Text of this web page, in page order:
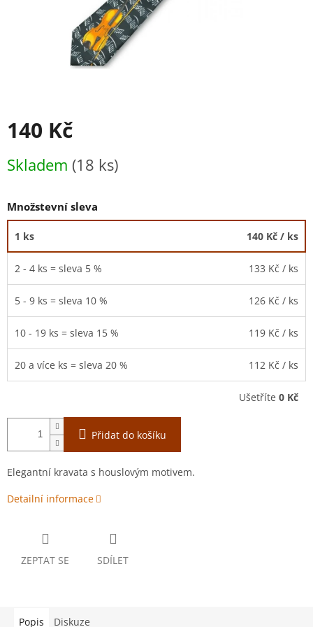
140 Kč
cena:
Skladem (18 ks)
Množstevní sleva
1 ks 140 Kč / ks
2 - 4 ks = sleva 5 % 133 Kč / ks
5 - 9 ks = sleva 10 % 126 Kč / ks
10 - 19 ks = sleva 15 % 119 Kč / ks
20 a více ks = sleva 20 % 112 Kč / ks
Ušetříte 0 Kč
Přidat do košíku
Elegantní kravata s houslovým motivem.
Detailní informace
ZEPTAT SE SDÍLET
Popis Diskuze